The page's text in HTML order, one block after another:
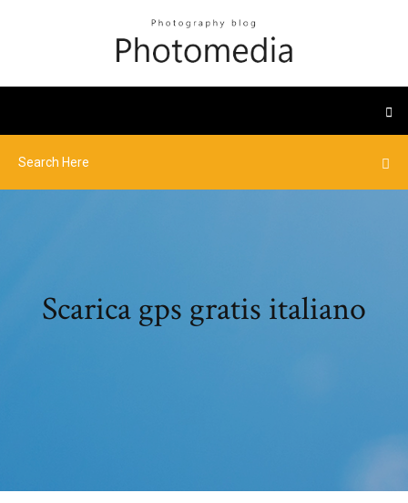
Scarica gps gratis italiano